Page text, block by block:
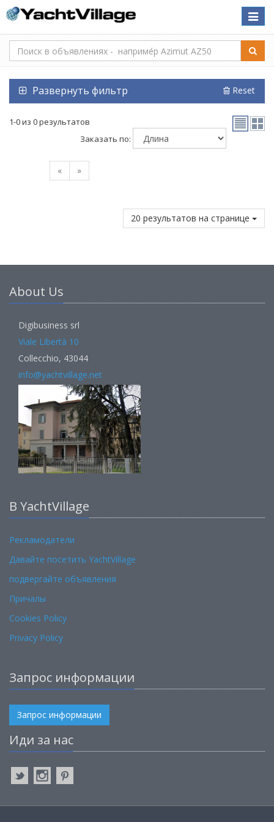
Toggle
Развернуть фильтр Reset
1-0 из 0 результатов
Заказать по:
« »
20 результатов на странице
About Us
Digibusiness srl
Viale Libertà 10
Collecchio, 43044
info@yachtvillage.net
В YachtVillage
Рекламодатели
Давайте посетить YachtVillage
подвергайте объявления
Причалы
Cookies Policy
Privacy Policy
Запрос информации
Запрос информации
Иди за нас